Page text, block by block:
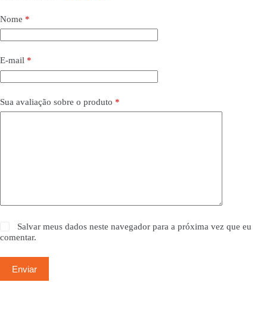
Nome *
E-mail *
Sua avaliação sobre o produto *
Salvar meus dados neste navegador para a próxima vez que eu
comentar.
Enviar